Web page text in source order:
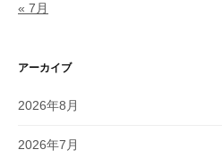
« 7月
アーカイブ
2026年8月
2026年7月